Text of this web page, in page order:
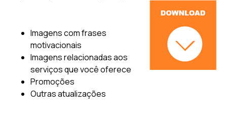
Imagens com frases
motivacionais
Imagens relacionadas aos
serviços que você oferece
Promoções
Outras atualizações